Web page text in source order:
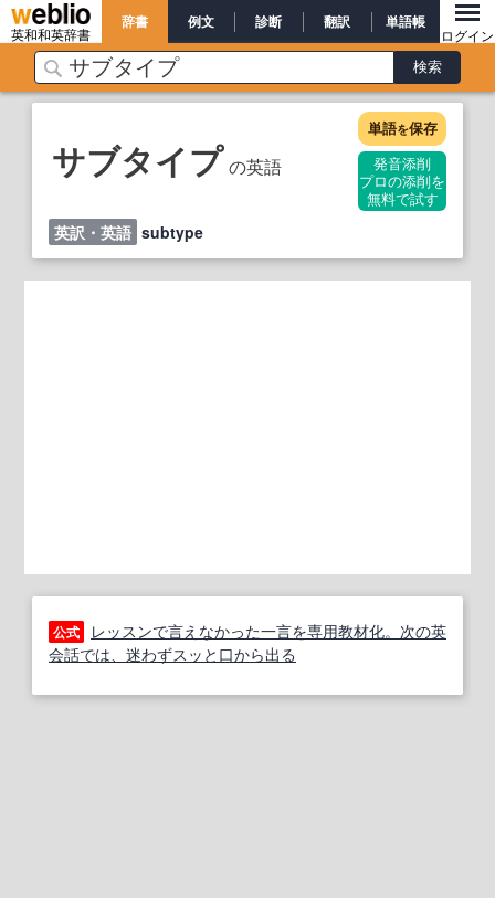
英和和英辞書
辞書 例文 診断 翻訳 単語帳
ログイン
サブタイプ の英語
単語を保存
発音添削
プロの添削を
無料で試す
英訳・英語 subtype
公式
レッスンで言えなかった一言を専用教材化。次の英
会話では、迷わずスッと口から出る